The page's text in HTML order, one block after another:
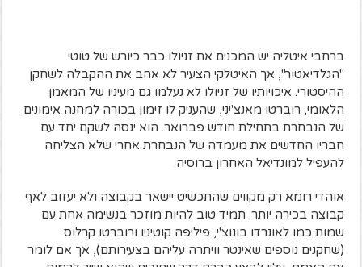
ברחבי איטליה יש המכנים את זניולו כבר כיורש של טוטי
"הגלדיאטור", אך האיטלקי הצעיר לא אהב את ההקבלה לשחקן
ההיסטורי. איכויותיו של זניולו לא נעלמו גם מעיניו של המאמן
הלאומי, רוברטו מאנצ'יני, שהעניק לו זימון בכורה למחנה אימונים
של הנבחרת בתחילת חודש פברואר. הוא ינסה לשקם יחד עם
חבריו החדשים את מעמדה של הנבחרת אחרי שלא הצליחה
להעפיל למונדיאל האחרון ברוסיה.
אוהדי רומא רק מקווים שהתכשיט יישאר בקבוצה ולא יעזוב לאף
קבוצה בכירה יותר. תמיד טוב להיות מוזכר בנשימה אחת עם
שמות כמו לאונרדו בונוצ'י, פיליפה קוטיניו ורוברטו קרלוס
(שחקנים נוספים שאינטר וויתרה עליהם בצעירותם), אך אם לומר